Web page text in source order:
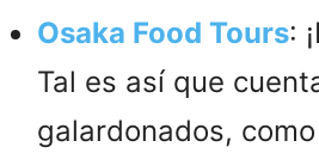
Osaka Food Tours:
Tal es así que
galardonados,